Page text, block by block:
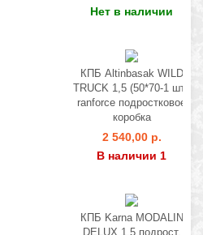
Нет в наличии
КПБ Altinbasak WILD
TRUCK 1,5 (50*70-1 шт.)
ranforce подростковое
коробка
2 540,00 р.
В наличии 1
КПБ Karna MODALIN
DELUX 1,5 подрост.